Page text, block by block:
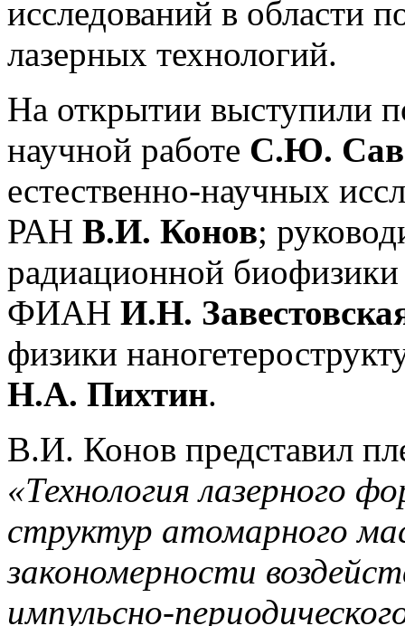
исследований в области
лазерных технологий.
На открытии выступили
научной работе С.Ю.
естественно-научных
РАН В.И. Конов;
радиационной
ФИАН И.Н.
физики
Н.А. Пихтин.
В.И. Конов представил
«Технология лазерного
структур атомарного
закономерности
импульсно-